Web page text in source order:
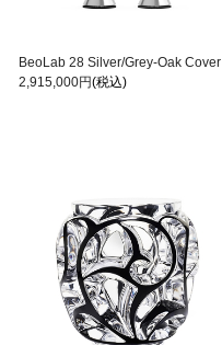
BeoLab 28 Silver/Grey-Oak Cover
2,915,000円(税込)